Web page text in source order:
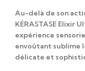
Au-delà de son
KÉRASTASE Elixir
expérience
envoûtant sublime
délicate et